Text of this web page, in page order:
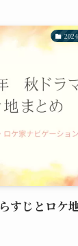
すじとロケ